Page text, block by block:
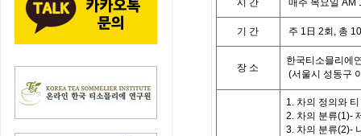
시
간 매주 목요일 AM
기 간 주 1 日 2회 , 총 10
장 소
한국티소믈리에
(서울시 성동구
1. 차의 정의와
2. 차의 분류(1)-
3. 차의 분류(2)-